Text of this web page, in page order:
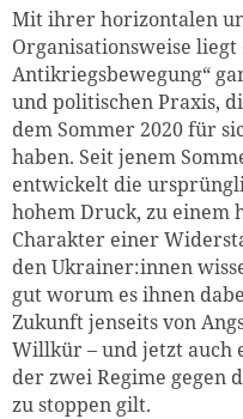
Mit ihrer horizontalen
Organisationsweise liegt
Antikriegsbewegung“
und politischen Praxis,
dem Sommer 2020 für
haben. Seit jenem
entwickelt die
hohem Druck, zu einem
Charakter einer
den Ukrainer:innen
gut worum es ihnen
Zukunft jenseits von
Willkür – und jetzt auch
der zwei Regime gegen
zu stoppen gilt.